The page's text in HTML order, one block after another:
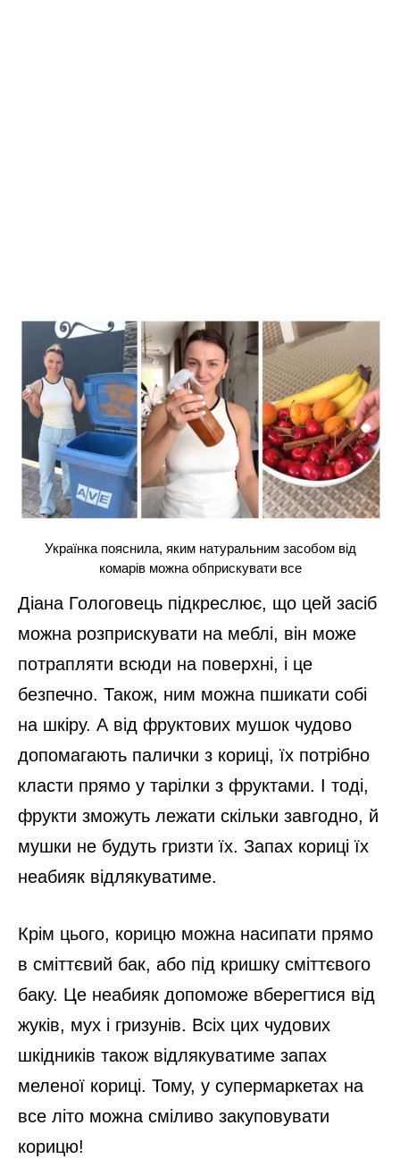
Українка пояснила, яким натуральним засобом від
комарів можна обприскувати все
Діана Гологовець підкреслює, що цей засіб
можна розприскувати на меблі, він може
потрапляти всюди на поверхні, і це
безпечно. Також, ним можна пшикати собі
на шкіру. А від фруктових мушок чудово
допомагають палички з кориці, їх потрібно
класти прямо у тарілки з фруктами. І тоді,
фрукти зможуть лежати скільки завгодно, й
мушки не будуть гризти їх. Запах кориці їх
неабияк відлякуватиме.
Крім цього, корицю можна насипати прямо
в сміттєвий бак, або під кришку сміттєвого
баку. Це неабияк допоможе вберегтися від
жуків, мух і гризунів. Всіх цих чудових
шкідників також відлякуватиме запах
меленої кориці. Тому, у супермаркетах на
все літо можна сміливо закуповувати
корицю!